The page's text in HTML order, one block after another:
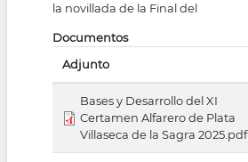
la novillada de la Final del
Documentos
Adjunto
Bases y Desarrollo del XI
Certamen Alfarero de Plata
Villaseca de la Sagra 2025.pdf